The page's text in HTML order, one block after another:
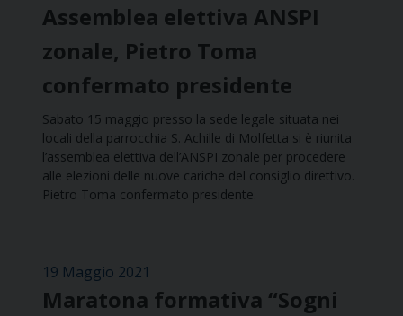
Assemblea elettiva ANSPI
zonale, Pietro Toma
confermato presidente
Sabato 15 maggio presso la sede legale situata nei
locali della parrocchia S. Achille di Molfetta si è riunita
l’assemblea elettiva dell’ANSPI zonale per procedere
alle elezioni delle nuove cariche del consiglio direttivo.
Pietro Toma confermato presidente.
19 Maggio 2021
Maratona formativa “Sogni